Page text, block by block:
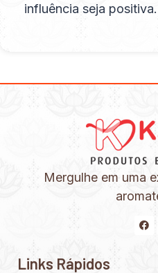
influência seja positiva.
Mergulhe em uma
Links Rápidos